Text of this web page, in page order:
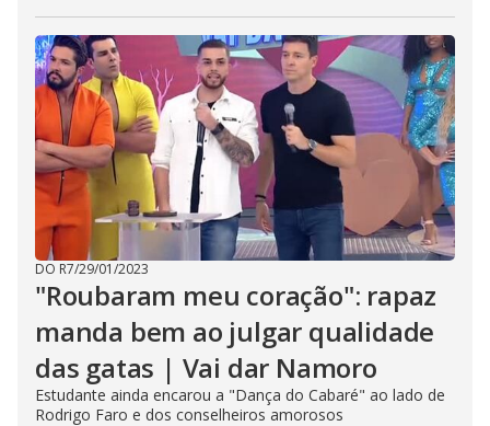
DO R7/29/01/2023
"Roubaram meu coração": rapaz
manda bem ao julgar qualidade
das gatas | Vai dar Namoro
Estudante ainda encarou a "Dança do Cabaré" ao lado de
Rodrigo Faro e dos conselheiros amorosos